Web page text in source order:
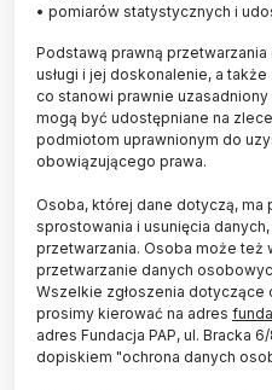
Łódź, 25.08.2025. Szczepienie
Zubrzycki
Technologia
nas ochronić przed
wirusowych - informuje
Infection”. Do
wykorzystali sztuczną
• pomiarów statystycznych i
Podstawą prawną
usługi i jej doskonalenie, a
co stanowi prawnie
mogą być udostępniane na
podmiotom uprawnionym do
obowiązującego prawa.
Osoba, której dane dotyczą, ma
sprostowania i usunięcia
przetwarzania. Osoba może też
przetwarzanie danych
Wszelkie zgłoszenia
prosimy kierować na adres
adres Fundacja PAP, ul. Bracka
dopiskiem "ochrona danych